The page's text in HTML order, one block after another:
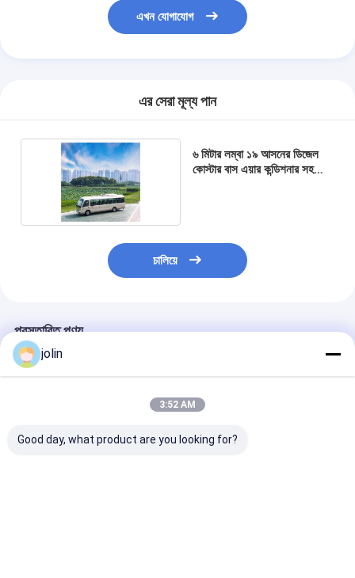
এখন যোগাযোগ
এর সেরা মূল্য পান
৬ মিটার লম্বা ১৯ আসনের ডিজেল
কোস্টার বাস এয়ার কন্ডিশনার সহ
চালিয়ে
প্রস্তাবিত পণ্য
jolin
3:52 AM
Good day, what product are you looking for?